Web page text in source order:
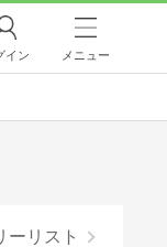
イン メニュー
ーリスト